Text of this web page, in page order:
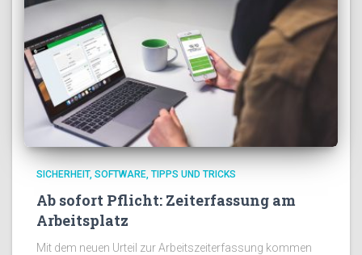
SICHERHEIT SOFTWARE TIPPS UND TRICKS
Ab sofort Pflicht: Zeiterfassung am
Arbeitsplatz
Mit dem neuen Urteil zur Arbeitszeiterfassung kommen